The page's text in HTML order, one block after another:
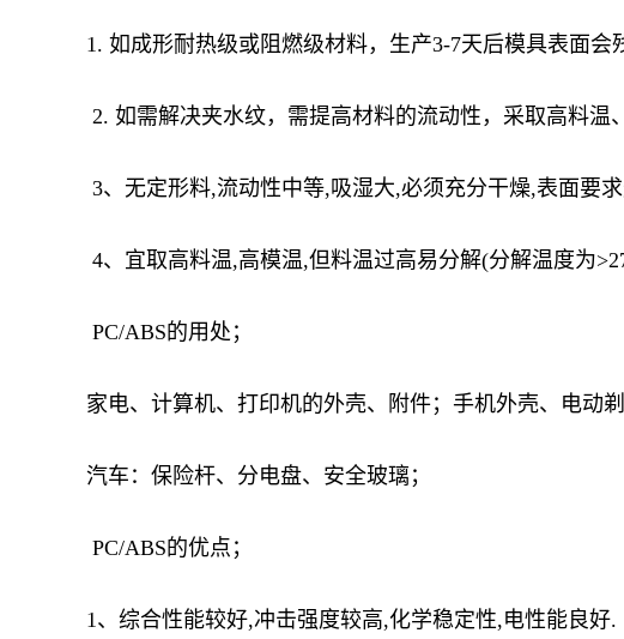
1. 如成形耐热级或阻燃级材料，生产3-7天后模具表面
2. 如需解决夹水纹，需提高材料的流动性，采取高料温
3、无定形料,流动性中等,吸湿大,必须充分干燥,表面要
4、宜取高料温,高模温,但料温过高易分解(分解温度为
PC/ABS的用处；
家电、计算机、打印机的外壳、附件；手机外壳、电动
汽车：保险杆、分电盘、安全玻璃；
PC/ABS的优点；
1、综合性能较好,冲击强度较高,化学稳定性,电性能良